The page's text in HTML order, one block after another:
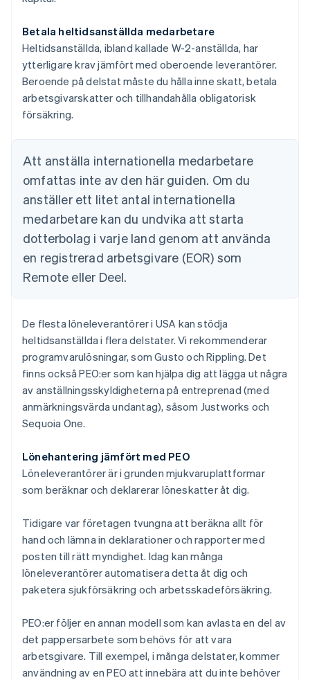
Betala heltidsanställda medarbetare
Heltidsanställda, ibland kallade W-2-anställda, har
ytterligare krav jämfört med oberoende leverantörer.
Beroende på delstat måste du hålla inne skatt, betala
arbetsgivarskatter och tillhandahålla obligatorisk
försäkring.
Att anställa internationella medarbetare
omfattas inte av den här guiden. Om du
anställer ett litet antal internationella
medarbetare kan du undvika att starta
dotterbolag i varje land genom att använda
en registrerad arbetsgivare (EOR) som
Remote eller Deel.
De flesta löneleverantörer i USA kan stödja
heltidsanställda i flera delstater. Vi rekommenderar
programvarulösningar, som Gusto och Rippling. Det
finns också PEO:er som kan hjälpa dig att lägga ut några
av anställningsskyldigheterna på entreprenad (med
anmärkningsvärda undantag), såsom Justworks och
Sequoia One.
Lönehantering jämfört med PEO
Löneleverantörer är i grunden mjukvaruplattformar
som beräknar och deklarerar löneskatter åt dig.
Tidigare var företagen tvungna att beräkna allt för
hand och lämna in deklarationer och rapporter med
posten till rätt myndighet. Idag kan många
löneleverantörer automatisera detta åt dig och
paketera sjukförsäkring och arbetsskadeförsäkring.
PEO:er följer en annan modell som kan avlasta en del av
det pappersarbete som behövs för att vara
arbetsgivare. Till exempel, i många delstater, kommer
användning av en PEO att innebära att du inte behöver